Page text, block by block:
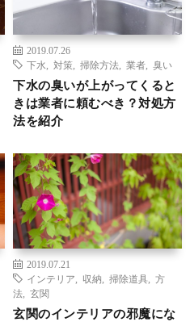
2019.07.26
下水
対策 掃除方法 業者 臭い
下水の臭いが上がってくると
きは業者に頼むべき？対処方
法を紹介
2019.07.21
インテリア
収納 掃除道具
方
法
玄関
玄関のインテリアの邪魔にな